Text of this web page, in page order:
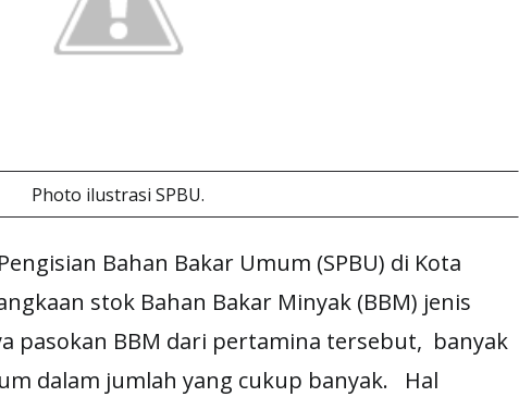
Photo ilustrasi SPBU.
Bahan Bakar Umum (SPBU) di Kota
stok Bahan Bakar Minyak (BBM) jenis
pasokan BBM dari pertamina tersebut, banyak
dalam jumlah yang cukup banyak. Hal